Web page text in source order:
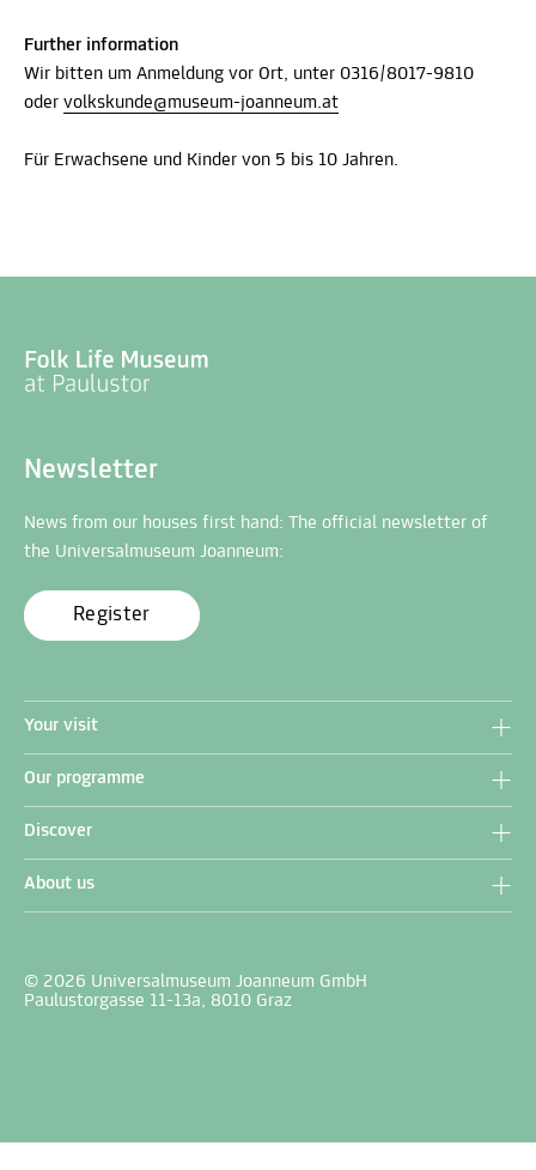
Further information
Wir bitten um Anmeldung vor Ort, unter 0316/8017-9810
oder volkskunde@museum-joanneum.at
Für Erwachsene und Kinder von 5 bis 10 Jahren.
Newsletter
News from our houses first hand: The official newsletter of
the Universalmuseum Joanneum:
Register
Your visit
Our programme
Discover
About us
© 2026 Universalmuseum Joanneum GmbH
Paulustorgasse 11-13a, 8010 Graz